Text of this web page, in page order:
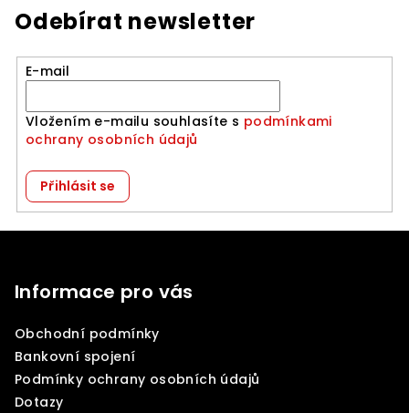
Odebírat newsletter
E-mail
Vložením e-mailu souhlasíte s podmínkami
ochrany osobních údajů
Přihlásit se
Informace pro vás
Obchodní podmínky
Bankovní spojení
Podmínky ochrany osobních údajů
Dotazy